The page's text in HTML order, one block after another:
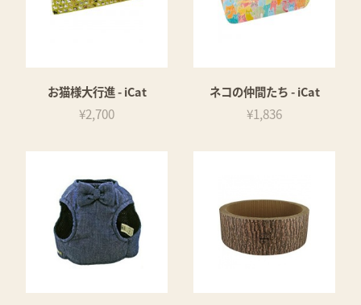
お猫様大行進 - iCat
¥2,700
ネコの仲間たち - iCat
¥1,836